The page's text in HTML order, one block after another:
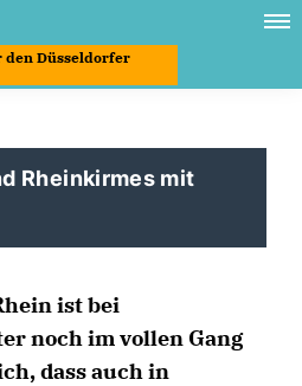
den Düsseldorfer
Rheinkirmes mit
ist bei
noch im vollen Gang
dass auch in